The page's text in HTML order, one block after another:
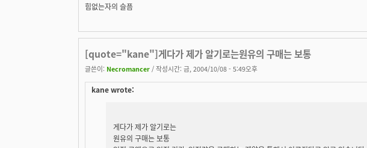
힘없는자의 슬픔
[quote="kane"]게다가 제가 알기로는원유의 구매는 보통
글쓴이: Necromancer / 작성시간: 금, 2004/10/08 - 5:49오후
kane wrote:
게다가 제가 알기로는
원유의 구매는 보통